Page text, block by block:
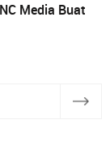
Media Buat